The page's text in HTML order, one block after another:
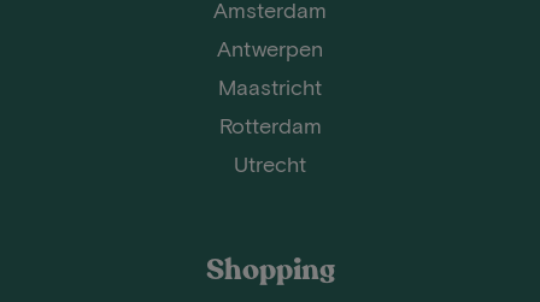
Amsterdam
Antwerpen
Maastricht
Rotterdam
Utrecht
Shopping